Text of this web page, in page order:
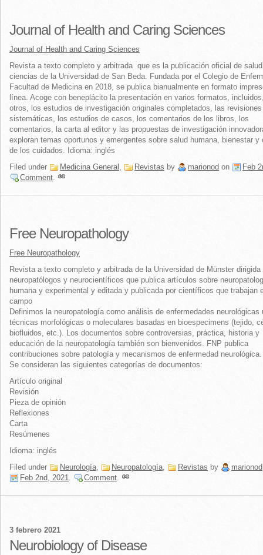
Journal of Health and Caring Sciences
Journal of Health and Caring Sciences
Revista a texto completo y arbitrada que es la publicación oficial de
ciencias de la Universidad de San Beda. Fundada por el Colegio de
Facultad de Medicina en 2018, se publica bianualmente en formato
línea. Acoge con beneplácito la presentación en varios formatos,
otros, los estudios de investigación originales completados, las revisiones
sistemáticas, los estudios de casos, los comentarios de los libros, los
comentarios, la carta al editor y las propuestas de investigación
exploran temas oportunos y emergentes sobre salud humana, bienestar y
de los cuidados. Idioma: inglés
Filed under
Medicina General , Revistas by marionod on
Feb
Comment.
Free Neuropathology
Free Neuropathology
Revista a texto completo y arbitrada de la Universidad de Münster dirigida
neuropatólogos y neurocientíficos que publica artículos sobre
humana y experimental y editada y publicada por científicos que trabajan
campo
Definimos la neuropatología como análisis de enfermedades neurológicas
técnicas morfológicas o moleculares basadas en bioespecimens (tejido,
biofluidos, etc.). Los documentos sobre controversias, práctica, historia y
educación de la neuropatología también son bienvenidos. FNP publica
contribuciones sobre patología y mecanismos de enfermedad neurológica.
Se consideran las siguientes categorías de documentos:
Artículo original
Revisión
Pieza de opinión
Reflexiones
Carta
Resúmenes
Idioma: inglés
Filed under
Neurología, Neuropatología, Revistas by marionod
Feb 2nd, 2021. Comment.
3 febrero 2021
Neurobiology of Disease